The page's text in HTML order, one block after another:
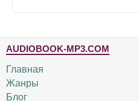
AUDIOBOOK-MP3.COM
Главная
Жанры
Блог